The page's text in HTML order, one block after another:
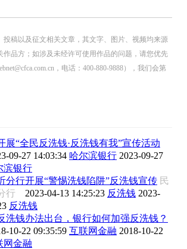
投稿以及征文相关文章，其文字、图片、视频均来源
作品方；如涉及未经许可使用作品的问题，请您优先
，电话：400-880-9888），我们会第
展“全民反洗钱·反洗钱有我”宣传活动
09-27 14:03:34 哈尔滨银行 2023-09-27
滨银行
分行开展“警惕洗钱陷阱”反洗钱宣传 民
行 2023-04-13 14:25:23 反洗钱 2023-
反洗钱
洗钱办法出台，银行如何加强反洗钱？
10-22 09:35:59 互联网金融 2018-10-22
网金融